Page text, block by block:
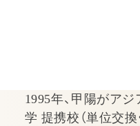
1995年、甲陽がア
学 提携校（単位交換